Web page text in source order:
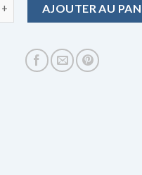
AJOUTER AU